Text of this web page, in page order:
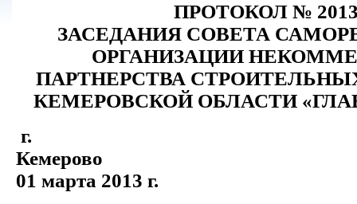
ПРОТОКОЛ №
ЗАСЕДАНИЯ СОВЕТА
ОРГАНИЗАЦИИ
ПАРТНЕРСТВА
КЕМЕРОВСКОЙ ОБЛАСТИ
г.
01 марта 2013 г.